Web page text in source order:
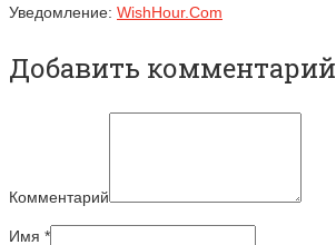
Уведомление: WishHour.Com
Добавить комментарий
Комментарий
Имя *